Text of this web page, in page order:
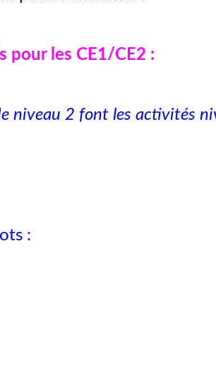
pour les CE1/CE2 :
niveau 2 font les activités
: